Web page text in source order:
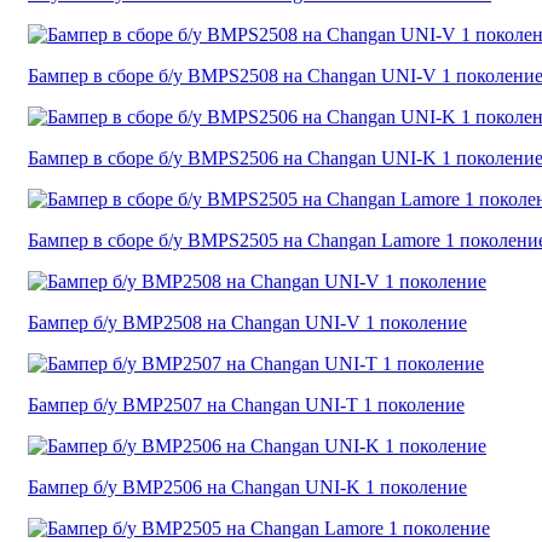
Бампер в сборе б/у BMPS2508 на Changan UNI-V 1 поколение
Бампер в сборе б/у BMPS2506 на Changan UNI-K 1 поколение
Бампер в сборе б/у BMPS2505 на Changan Lamore 1
Бампер б/у BMP2508 на Changan UNI-V 1 поколение
Бампер б/у BMP2507 на Changan UNI-T 1 поколение
Бампер б/у BMP2506 на Changan UNI-K 1 поколение